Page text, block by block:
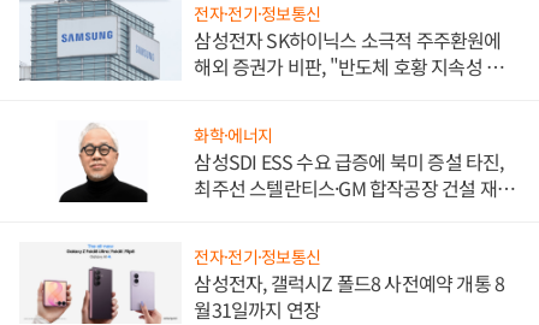
전자·전기·정보통신
삼성전자 SK하이닉스 소극적 주주환원에
해외 증권가 비판, "반도체 호황 지속성 의
화학·에너지
삼성SDI ESS 수요 급증에 북미 증설 타진,
최주선 스텔란티스·GM 합작공장 건설 재추
전자·전기·정보통신
삼성전자, 갤럭시Z 폴드8 사전예약 개통 8
월31일까지 연장